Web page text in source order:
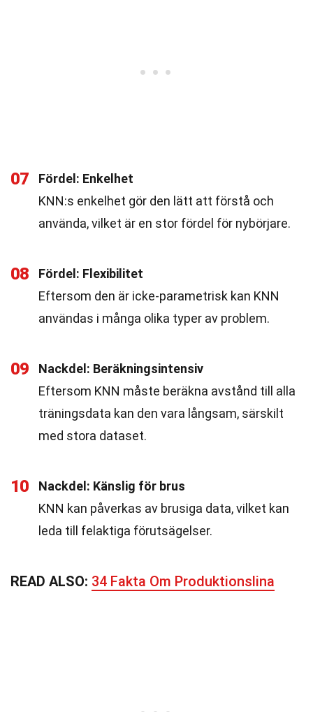
07
Fördel: Enkelhet
KNN:s enkelhet gör den lätt att förstå och
använda, vilket är en stor fördel för nybörjare.
08
Fördel: Flexibilitet
Eftersom den är icke-parametrisk kan KNN
användas i många olika typer av problem.
09
Nackdel: Beräkningsintensiv
Eftersom KNN måste beräkna avstånd till alla
träningsdata kan den vara långsam, särskilt
med stora dataset.
10
Nackdel: Känslig för brus
KNN kan påverkas av brusiga data, vilket kan
leda till felaktiga förutsägelser.
READ ALSO: 34 Fakta Om Produktionslina